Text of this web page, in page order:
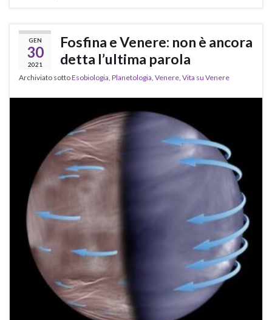
GEN
30
2021
Fosfina e Venere: non è ancora
detta l’ultima parola
Archiviato sottoEsobiologia, Planetologia, Venere, Vita su Venere